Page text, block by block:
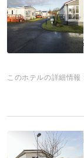
このホテルの詳細情報